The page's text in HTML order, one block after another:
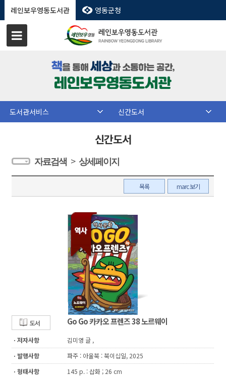
레인보우영동도서관 영동군청
신간도서
도서관서비스 신간도서